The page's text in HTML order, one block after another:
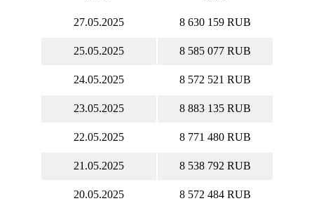
27.05.2025 8 630 159 RUB
25.05.2025 8 585 077 RUB
24.05.2025 8 572 521 RUB
23.05.2025 8 883 135 RUB
22.05.2025 8 771 480 RUB
21.05.2025 8 538 792 RUB
20.05.2025 8 572 484 RUB